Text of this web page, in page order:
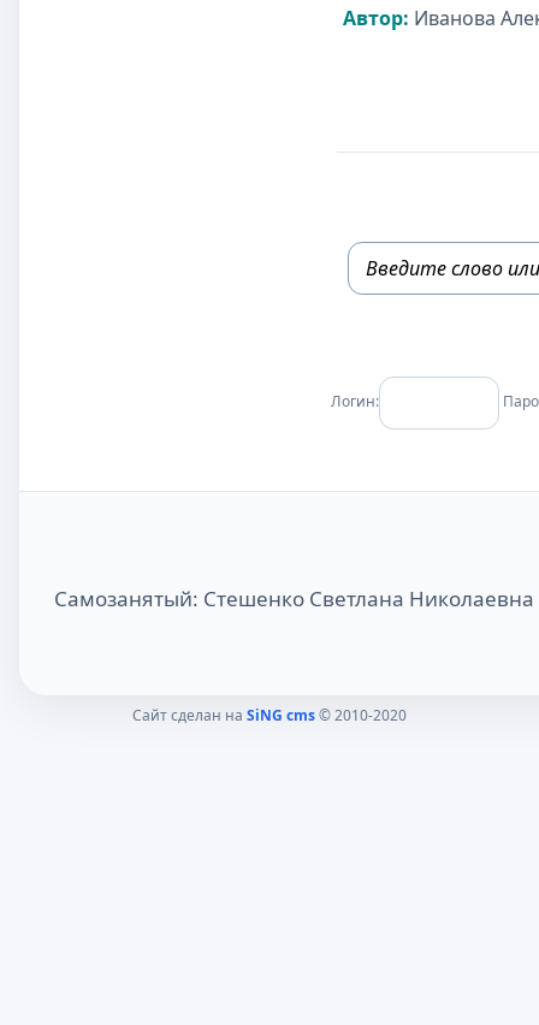
Автор: Иванова
Логин:
Самозанятый: Стешенко Светлана
Сайт сделан на SiNG cms© 2010-2020